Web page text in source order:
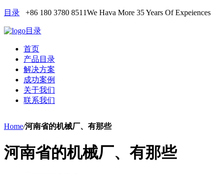
目录 +86 180 3780 8511We Hava More 35 Years Of Expeiences
目录
首页
产品目录
解决方案
成功案例
关于我们
联系我们
Home/河南省的机械厂、有那些
河南省的机械厂、有那些